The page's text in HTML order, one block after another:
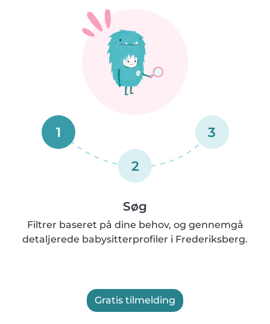
1
2
3
Søg
Filtrer baseret på dine behov, og gennemgå
detaljerede babysitterprofiler i Frederiksberg.
Gratis tilmelding